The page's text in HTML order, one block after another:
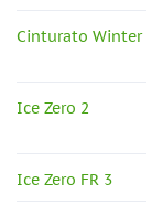
Cinturato Winter
Ice Zero 2
Ice Zero FR 3